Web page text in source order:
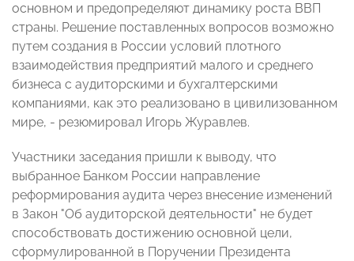
основном и предопределяют динамику роста ВВП
страны. Решение поставленных вопросов возможно
путем создания в России условий плотного
взаимодействия предприятий малого и среднего
бизнеса с аудиторскими и бухгалтерскими
компаниями, как это реализовано в цивилизованном
мире, - резюмировал Игорь Журавлев.
Участники заседания пришли к выводу, что
выбранное Банком России направление
реформирования аудита через внесение изменений
в Закон "Об аудиторской деятельности" не будет
способствовать достижению основной цели,
сформулированной в Поручении Президента